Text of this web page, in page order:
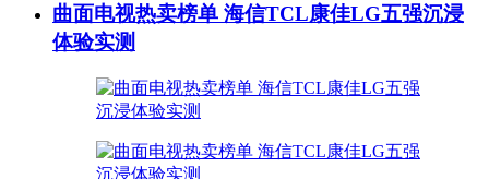
曲面电视热卖榜单 海信TCL康佳LG五强沉浸
体验实测